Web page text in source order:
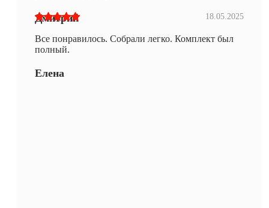
Дмитрий 18.05.2025
Все понравилось. Собрали легко. Комплект был
полный.
Елена